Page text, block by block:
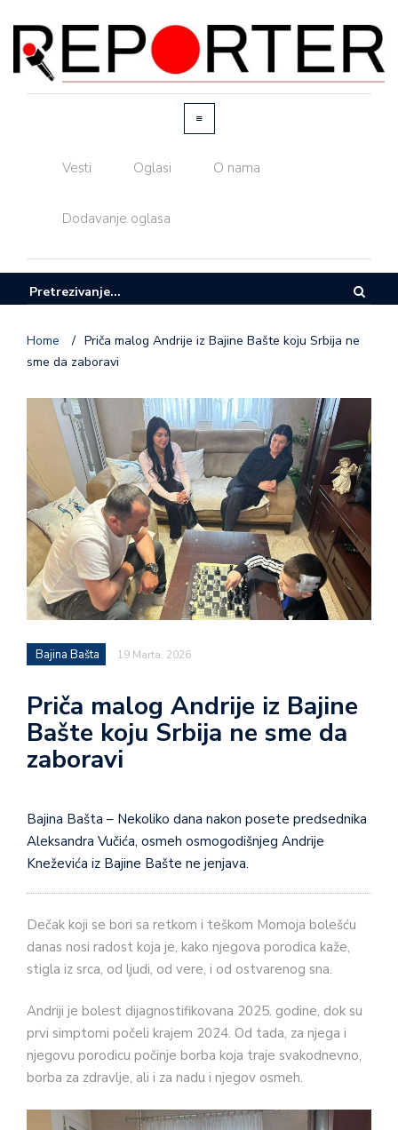
Vesti Oglasi O nama
Dodavanje oglasa
Home / Priča malog Andrije iz Bajine Bašte koju Srbija ne
sme da zaboravi
Bajina Bašta 19 Marta, 2026
Priča malog Andrije iz Bajine
Bašte koju Srbija ne sme da
zaboravi
Bajina Bašta – Nekoliko dana nakon posete predsednika
Aleksandra Vučića, osmeh osmogodišnjeg Andrije
Kneževića iz Bajine Bašte ne jenjava.
Dečak koji se bori sa retkom i teškom Momoja bolešću
danas nosi radost koja je, kako njegova porodica kaže,
stigla iz srca, od ljudi, od vere, i od ostvarenog sna.
Andriji je bolest dijagnostifikovana 2025. godine, dok su
prvi simptomi počeli krajem 2024. Od tada, za njega i
njegovu porodicu počinje borba koja traje svakodnevno,
borba za zdravlje, ali i za nadu i njegov osmeh.